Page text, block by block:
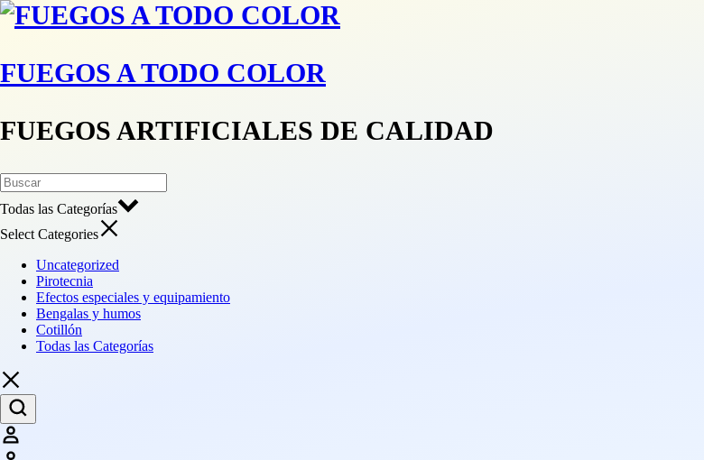
FUEGOS A TODO COLOR
FUEGOS ARTIFICIALES DE CALIDAD
Todas las Categorías
Select Categories
Uncategorized
Pirotecnia
Efectos especiales y equipamiento
Bengalas y humos
Cotillón
Todas las Categorías